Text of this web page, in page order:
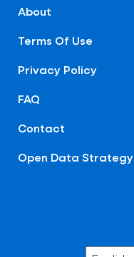
About
Terms Of Use
Privacy Policy
FAQ
Contact
Open Data Strategy